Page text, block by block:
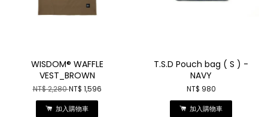
WISDOM® WAFFLE
VEST_BROWN
NT$ 2,280NT$ 1,596
加入購物車
T.S.D Pouch bag ( S ) -
NAVY
NT$ 980
加入購物車